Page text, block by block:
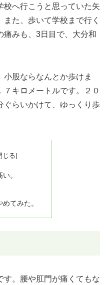
校へ行こうと思っていた矢
た、歩いて学校まで行く
痛みも、3日目で、大分和
股ならなんとか歩けま
キロメートルです。２０
ぐらいかけて、ゆっくり歩
。
てみた。
す。腰や肛門が痛くてもな